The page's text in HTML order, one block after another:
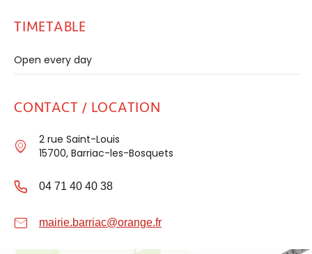
TIMETABLE
Open every day
CONTACT / LOCATION
2 rue Saint-Louis
15700, Barriac-les-Bosquets
04 71 40 40 38
mairie.barriac@orange.fr